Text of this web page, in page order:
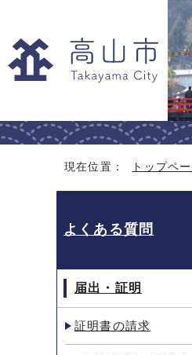
現在位置： トップペ
よくある質問
届出・証明
証明書の請求